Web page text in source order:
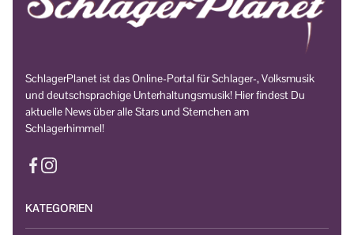
SchlagerPlanet ist das Online-Portal für Schlager-, Volksmusik
und deutschsprachige Unterhaltungsmusik! Hier findest Du
aktuelle News über alle Stars und Sternchen am
Schlagerhimmel!
KATEGORIEN